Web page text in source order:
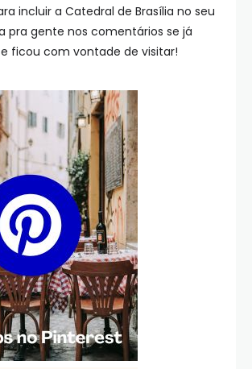
incluir a Catedral de Brasília no seu
pra gente nos comentários se já
ficou com vontade de visitar!